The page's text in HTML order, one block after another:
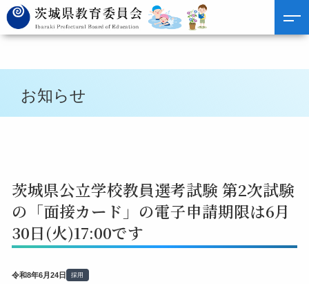
お知らせ
茨城県公立学校教員選考試験 第2次試験
の「面接カード」の電子申請期限は6月
30日(火)17:00です
令和8年6月24日 採用